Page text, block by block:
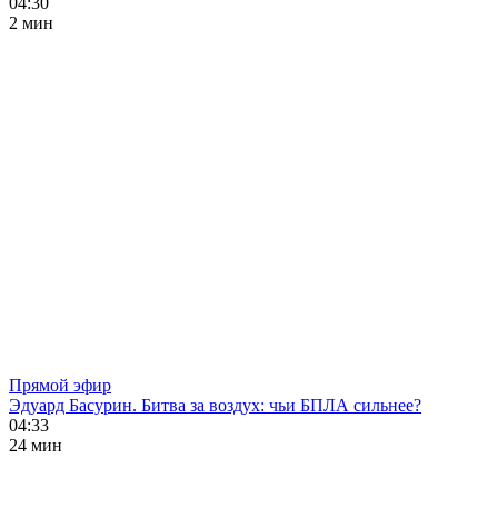
2 мин
Прямой эфир
Эдуард Басурин. Битва за воздух: чьи БПЛА сильнее?
04:33
24 мин